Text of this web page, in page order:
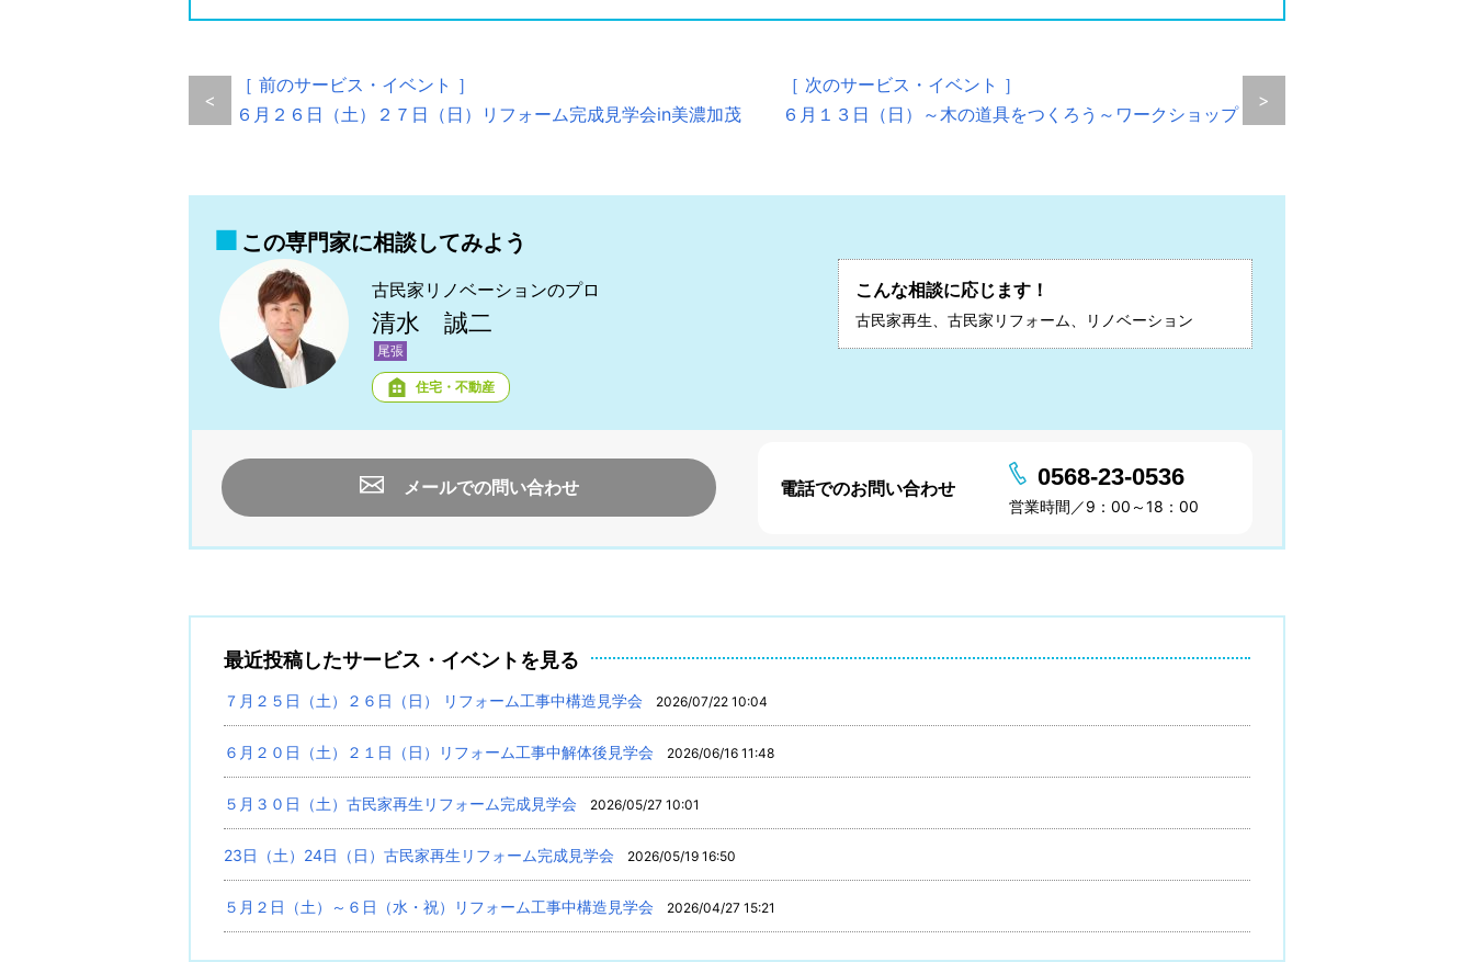
<
［ 前のサービス・イベント ］
６月２６日（土）２７日（日）リフォーム完成見学会in美濃加茂
［ 次のサービス・イベント ］
６月１３日（日）～木の道具をつくろう～ワークショップ
>
この専門家に相談してみよう
古民家リノベーションのプロ
清水 誠二
尾張
住宅・不動産
こんな相談に応じます！
古民家再生、古民家リフォーム、リノベーション
メールでの問い合わせ 電話でのお問い合わせ 0568-23-0536
営業時間／9：00～18：00
最近投稿したサービス・イベントを見る
７月２５日（土）２６日（日） リフォーム工事中構造見学会 2026/07/22 10:04
６月２０日（土）２１日（日）リフォーム工事中解体後見学会 2026/06/16 11:48
５月３０日（土）古民家再生リフォーム完成見学会 2026/05/27 10:01
23日（土）24日（日）古民家再生リフォーム完成見学会 2026/05/19 16:50
５月２日（土）～６日（水・祝）リフォーム工事中構造見学会 2026/04/27 15:21